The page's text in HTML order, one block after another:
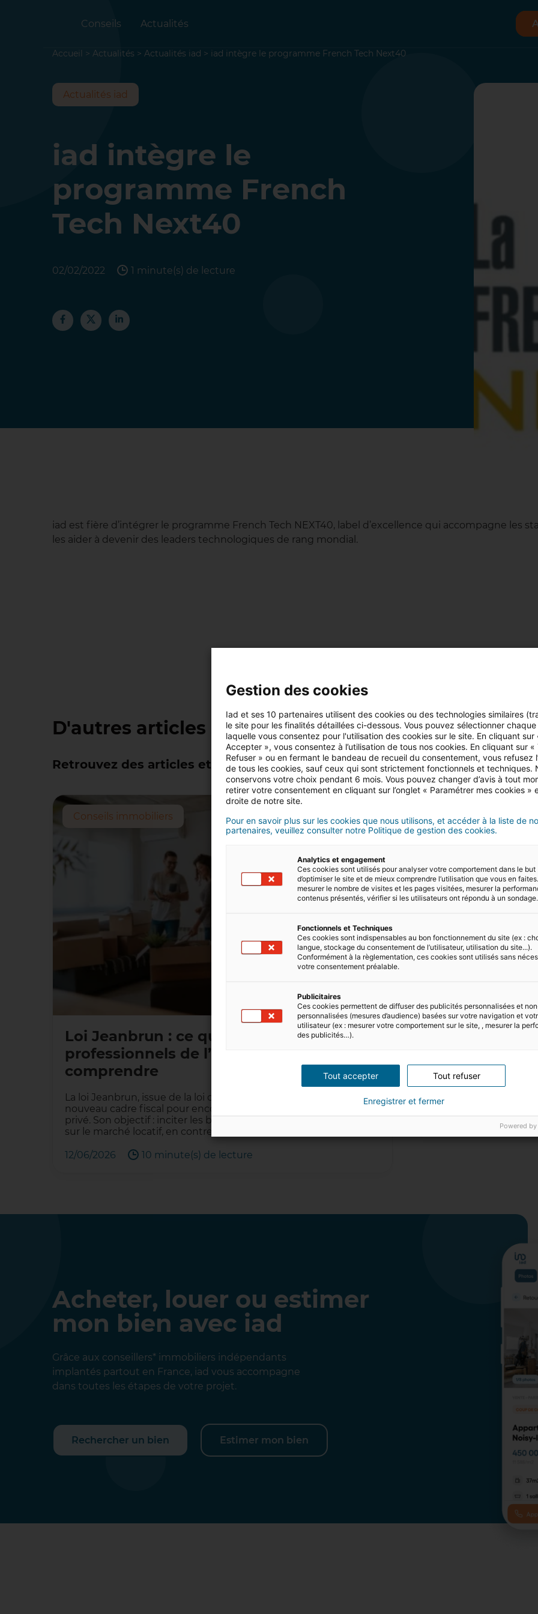
Conseils Actualités
Accueil > Actualités > Actualités iad > iad intègre le programme French Tech Next40
iad intègre le
programme French
Tech Next40
02/02/2022 1 minute(s) de lecture
Actualités iad
iad est fière d’intégrer le programme French Tech NEXT40, label d’excellence qui accompagne les
les aider à devenir des leaders technologiques de rang mondial.
D'autres articles similaires
Retrouvez des articles et informations utiles
Conseils immobiliers
Loi Jeanbrun : ce que les futurs
professionnels de l’immobilier doivent
comprendre
La loi Jeanbrun, issue de la loi de finances pour 2026, crée un
nouveau cadre fiscal pour encourager l’investissement locatif
privé. Son objectif : inciter les bailleurs à remettre des logements
sur le marché locatif, en contrepartie d’un engagement de…
12/06/2026 10 minute(s) de lecture
Gestion locative &
Homepilot
iad unifie son offre
locative pour
2026 – iad, numéro 1
leader européen des
5
Acheter, louer ou estimer
mon bien avec iad
Grâce aux conseillers* immobiliers indépendants
implantés partout en France, iad vous accompagne
dans toutes les étapes de votre projet.
Rechercher un bien Estimer mon bien
Gestion des cookies
Iad et ses 10 partenaires utilisent des cookies ou des technologies similaires
le site pour les finalités détaillées ci-dessous. Vous pouvez sélectionner
laquelle vous consentez pour l'utilisation des cookies sur le site. En cliquant sur
Accepter », vous consentez à l’utilisation de tous nos cookies. En cliquant sur «
Refuser » ou en fermant le bandeau de recueil du consentement, vous refusez
de tous les cookies, sauf ceux qui sont strictement fonctionnels et techniques.
conservons votre choix pendant 6 mois. Vous pouvez changer d’avis à tout
retirer votre consentement en cliquant sur l’onglet « Paramétrer mes cookies »
droite de notre site.
Pour en savoir plus sur les cookies que nous utilisons, et accéder à la liste de
partenaires, veuillez consulter notre Politique de gestion des cookies.
Analytics et engagement
Ces cookies sont utilisés pour analyser votre comportement dans le but
d’optimiser le site et de mieux comprendre l’utilisation que vous en
mesurer le nombre de visites et les pages visitées, mesurer la
contenus présentés, vérifier si les utilisateurs ont répondu à un
Fonctionnels et Techniques
Ces cookies sont indispensables au bon fonctionnement du site (ex :
langue, stockage du consentement de l’utilisateur, utilisation du site...).
Conformément à la règlementation, ces cookies sont utilisés sans
votre consentement préalable.
Publicitaires
Ces cookies permettent de diffuser des publicités personnalisées et
personnalisées (mesures d’audience) basées sur votre navigation et
utilisateur (ex : mesurer votre comportement sur le site, , mesurer la
des publicités…).
Tout accepter Tout refuser
Enregistrer et fermer
Powered by